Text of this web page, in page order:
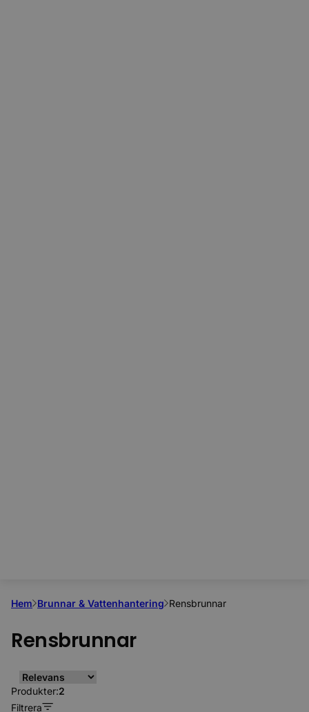
Hem Brunnar & Vattenhantering Rensbrunnar
Rensbrunnar
Produkter:2
Filtrera